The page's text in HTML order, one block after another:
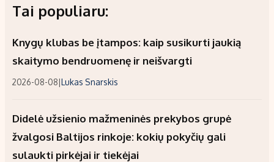
Tai populiaru:
Knygų klubas be įtampos: kaip susikurti jaukią
skaitymo bendruomenę ir neišvargti
2026-08-08|Lukas Snarskis
Didelė užsienio mažmeninės prekybos grupė
žvalgosi Baltijos rinkoje: kokių pokyčių gali
sulaukti pirkėjai ir tiekėjai